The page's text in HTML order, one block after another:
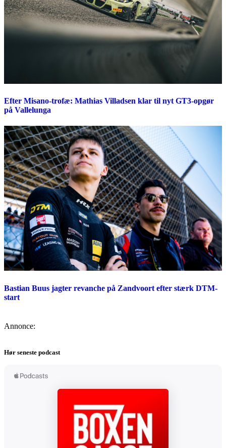
Efter Misano-trofæ: Mathias Villadsen klar til nyt GT3-opgør
på Vallelunga
Bastian Buus jagter revanche på Zandvoort efter stærk DTM-
start
Annonce:
Hør seneste podcast